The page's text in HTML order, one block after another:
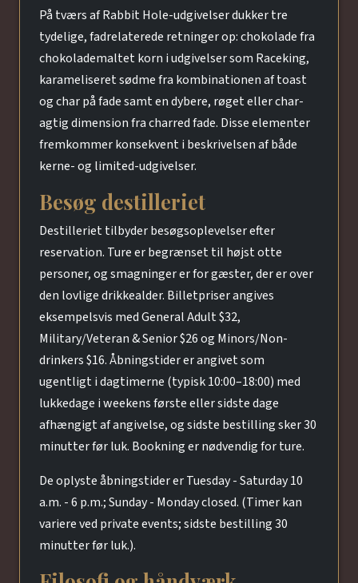
På tværs af Rabbit Hole-udgivelser dukker tre
tydelige, fadrelaterede retninger op: chokolade fra
chokolademaltet korn i udgivelser som Raceking,
karameliseret sødme fra kombinationen af toast
og char på fade samt en dybere, røget eller char-
agtig dimension fra charred fade. Disse elementer
fremkommer konsekvent i beskrivelsen af både
kerne- og limited-udgivelser.
Besøg destilleriet
Destilleriet tilbyder besøgsoplevelser efter
reservation. Ture er begrænset til højst otte
personer, og smagninger er for gæster, der er over
den lovlige drikkealder. Billetpriser angives
eksempelsvis med General Adult $32,
Military/Veteran & Senior $26 og Minors/Non-
drinkers $16. Åbningstider er angivet som
ugentligt i dagtimerne (typisk 10:00–18:00) med
lukkedage i weekens første eller sidste dage
afhængigt af angivelse, og sidste bestilling sker 30
minutter før luk. Bookning er nødvendig for ture.
De oplyste åbningstider er Tuesday - Saturday 10
a.m. - 6 p.m.; Sunday - Monday closed. (Timer kan
variere ved private events; sidste bestilling 30
minutter før luk.).